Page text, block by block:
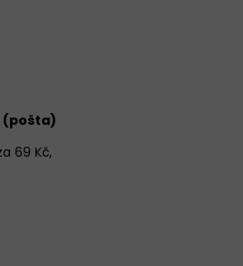
(pošta)
69 Kč,